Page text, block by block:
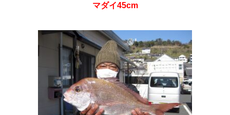
マダイ45cm